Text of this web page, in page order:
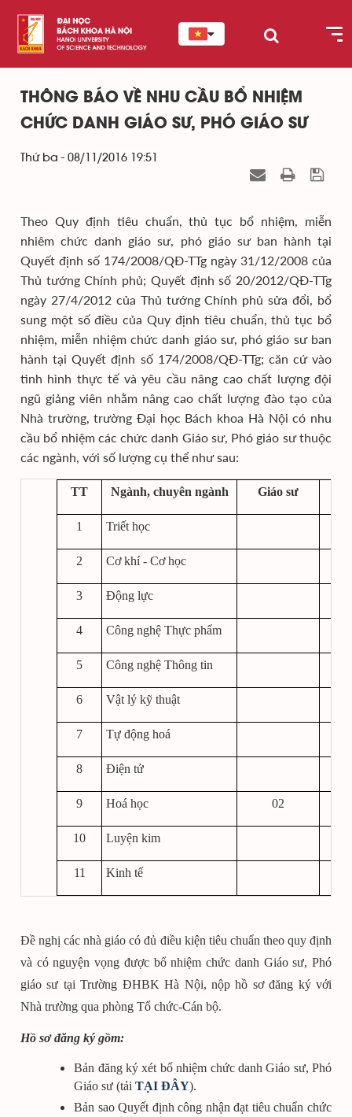
THÔNG BÁO VỀ NHU CẦU BỔ NHIỆM
CHỨC DANH GIÁO SƯ, PHÓ GIÁO SƯ
Thứ ba - 08/11/2016 19:51
Theo Quy định tiêu chuẩn, thủ tục bổ nhiệm, miễn
nhiêm chức danh giáo sư, phó giáo sư ban hành tại
Quyết định số 174/2008/QĐ-TTg ngày 31/12/2008 của
Thủ tướng Chính phủ; Quyết định số 20/2012/QĐ-TTg
ngày 27/4/2012 của Thủ tướng Chính phủ sửa đổi, bổ
sung một số điều của Quy định tiêu chuẩn, thủ tục bổ
nhiệm, miễn nhiệm chức danh giáo sư, phó giáo sư ban
hành tại Quyết định số 174/2008/QĐ-TTg; căn cứ vào
tình hình thực tế và yêu cầu nâng cao chất lượng đội
ngũ giảng viên nhằm nâng cao chất lượng đào tạo của
Nhà trường, trường Đại học Bách khoa Hà Nội có nhu
cầu bổ nhiệm các chức danh Giáo sư, Phó giáo sư thuộc
các ngành, với số lượng cụ thể như sau:
TT Ngành, chuyên ngành Giáo sư
1 Triết học
2 Cơ khí - Cơ học
3 Động lực
4 Công nghệ Thực phẩm
5 Công nghệ Thông tin
6 Vật lý kỹ thuật
7 Tự động hoá
8 Điện tử
9 Hoá học 02
10 Luyện kim
11 Kinh tế
Đề nghị các nhà giáo có đủ điều kiện tiêu chuẩn theo quy định
và có nguyện vọng được bổ nhiệm chức danh Giáo sư, Phó
giáo sư tại Trường ĐHBK Hà Nội, nộp hồ sơ đăng ký với
Nhà trường qua phòng Tổ chức-Cán bộ.
Hồ sơ đăng ký gồm:
Bản đăng ký xét bổ nhiệm chức danh Giáo sư, Phó
Giáo sư (tảiTẠI ĐÂY).
Bản sao Quyết định công nhận đạt tiêu chuẩn chức